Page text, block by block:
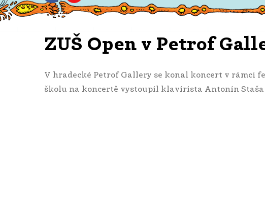
ZUŠ Open v Petrof
V hradecké Petrof Gallery se konal koncert v rámci
školu na koncertě vystoupil klavírista Antonín